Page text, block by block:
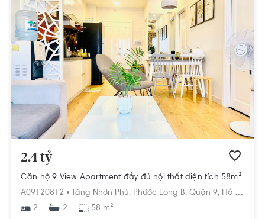
2.4 tỷ
Căn hộ 9 View Apartment đầy đủ nội thất diện tích 58m².
A09120812 •
Tăng Nhơn Phú, Phước Long B, Quận 9, Hồ Chí Minh
2
2 58 m²